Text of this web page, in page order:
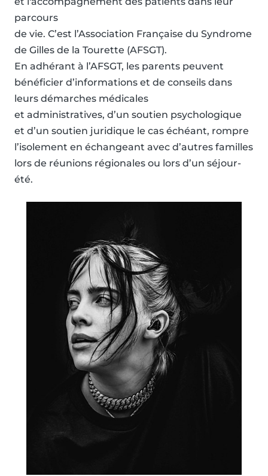
parcours
de vie. C’est l’Association Française du Syndrome
de Gilles de la Tourette (AFSGT).
En adhérant à l’AFSGT, les parents peuvent
bénéficier d’informations et de conseils dans
leurs démarches médicales
et administratives, d’un soutien psychologique
et d’un soutien juridique le cas échéant, rompre
l’isolement en échangeant avec d’autres familles
lors de réunions régionales ou lors d’un séjour-
été.